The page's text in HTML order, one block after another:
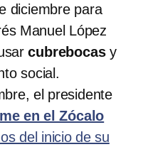
diciembre para
Manuel López
cubrebocasy
social.
el presidente
en el Zócalo
del inicio de su